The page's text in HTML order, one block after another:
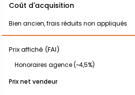
Coût d'acquisition
Bien ancien, frais réduits non appliqués
Prix affiché (FAI)
Honoraires agence (~4,5%)
Prix net vendeur